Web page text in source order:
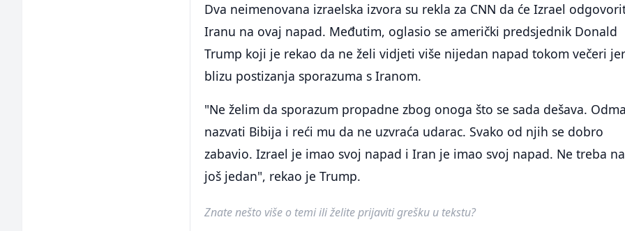
Dva neimenovana izraelska izvora su rekla za CNN da će Izrael
Iranu na ovaj napad. Međutim, oglasio se američki predsjednik Donald
Trump koji je rekao da ne želi vidjeti više nijedan napad tokom večeri
blizu postizanja sporazuma s Iranom.
"Ne želim da sporazum propadne zbog onoga što se sada dešava.
nazvati Bibija i reći mu da ne uzvraća udarac. Svako od njih se dobro
zabavio. Izrael je imao svoj napad i Iran je imao svoj napad. Ne treba
još jedan", rekao je Trump.
Znate nešto više o temi ili želite prijaviti grešku u tekstu?